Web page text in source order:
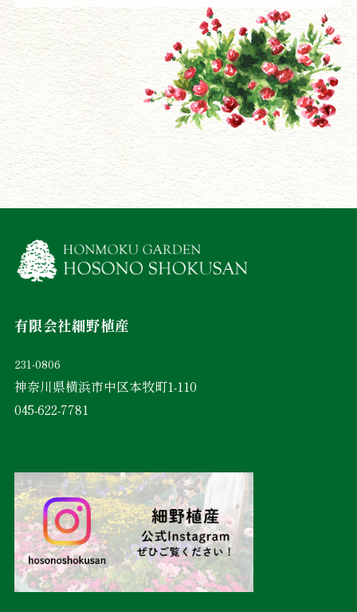
有限会社細野植産
231-0806
神奈川県横浜市中区本牧町1-110
045-622-7781